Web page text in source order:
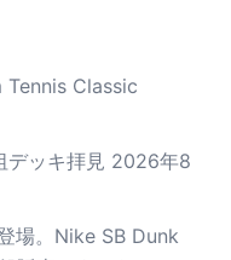
Tennis Classic
デッキ拝見 2026年8
場。Nike SB Dunk